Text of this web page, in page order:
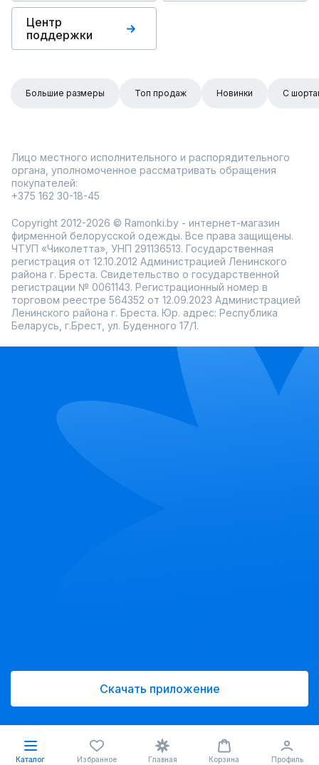
Центр
поддержки
Большие размеры Топ продаж Новинки С
Лицо местного исполнительного и распорядительного
органа, уполномоченное рассматривать обращения
покупателей:
+375 162 30-18-45
Copyright 2012-2026 © Ramonki.by - интернет-магазин
фирменной белорусской одежды. Все права защищены.
ЧТУП «Чиколетта», УНП 291136513. Государственная
регистрация от 12.10.2012 Администрацией Ленинского
района г. Бреста. Свидетельство о государственной
регистрации № 0061143. Регистрационный номер в
торговом реестре 564352 от 12.09.2023 Администрацией
Ленинского района г. Бреста. Юр. адрес: Республика
Беларусь, г.Брест, ул. Буденного 17/1.
Скачать приложение
Каталог Избранное Главная Корзина Профиль